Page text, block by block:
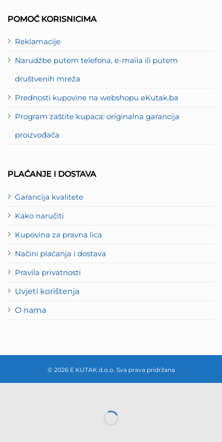
POMOĆ KORISNICIMA
Reklamacije
Narudžbe putem telefona, e-maila ili putem
društvenih mreža
Prednosti kupovine na webshopu eKutak.ba
Program zaštite kupaca: originalna garancija
proizvođača
PLAĆANJE I DOSTAVA
Garancija kvalitete
Kako naručiti
Kupovina za pravna lica
Načini plaćanja i dostava
Pravila privatnosti
Uvjeti korištenja
O nama
© 2026 E KUTAK d.o.o. Sva prava pridržana